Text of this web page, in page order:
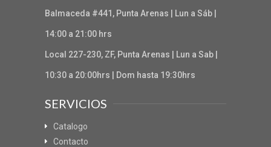
Balmaceda #441, Punta Arenas | Lun a Sáb |
14:00 a 21:00 hrs
Local 227-230, ZF, Punta Arenas | Lun a Sab |
10:30 a 20:00hrs | Dom hasta 19:30hrs
SERVICIOS
Catalogo
Contacto